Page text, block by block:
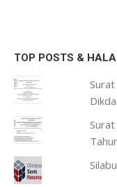
TOP POSTS &